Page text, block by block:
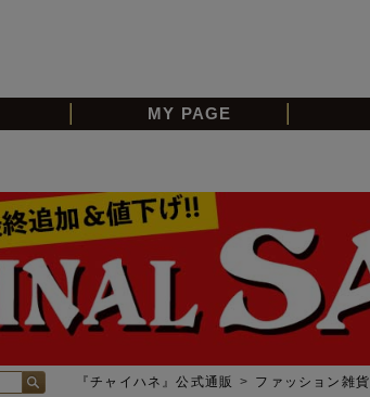
MY PAGE
『チャイハネ』公式通販 > ファッション雑貨